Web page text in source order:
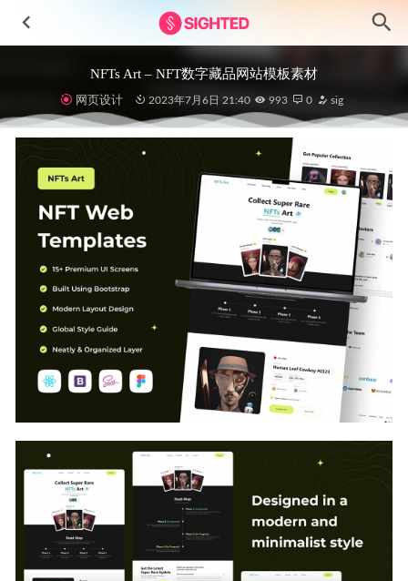
NFTs Art – NFT数字藏品网站模板素材
网页设计 2023年7月6日 21:40 993 0 sig
Doctor-医疗健康app用户界面设计素材 2023-07-15
Hearme-音乐播放器和播客应用程序UI套件 2023-06-03
清新简约网站后台UI模板psd源文件
2020-12-04
Cookpedia-高级烹饪和食物食谱应用程序UI设计素材
2024-
Acara成套活动预订app ui设计 .fig素材 2022-03-26